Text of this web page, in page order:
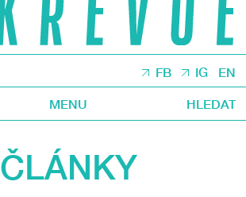
FB IG EN
MENU HLEDAT
ČLÁNKY